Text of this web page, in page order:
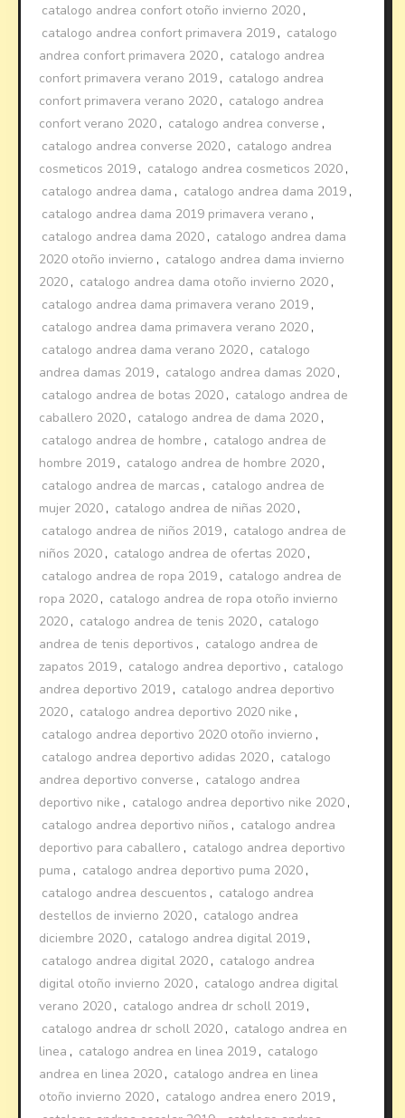
catalogo andrea confort otoño invierno 2020 ,
catalogo andrea confort primavera 2019 , catalogo
andrea confort primavera 2020 , catalogo andrea
confort primavera verano 2019 , catalogo andrea
confort primavera verano 2020 , catalogo andrea
confort verano 2020 , catalogo andrea converse ,
catalogo andrea converse 2020 , catalogo andrea
cosmeticos 2019 , catalogo andrea cosmeticos 2020 ,
catalogo andrea dama , catalogo andrea dama 2019 ,
catalogo andrea dama 2019 primavera verano ,
catalogo andrea dama 2020 , catalogo andrea dama
2020 otoño invierno , catalogo andrea dama invierno
2020 , catalogo andrea dama otoño invierno 2020 ,
catalogo andrea dama primavera verano 2019 ,
catalogo andrea dama primavera verano 2020 ,
catalogo andrea dama verano 2020 , catalogo
andrea damas 2019 , catalogo andrea damas 2020 ,
catalogo andrea de botas 2020 , catalogo andrea de
caballero 2020 , catalogo andrea de dama 2020 ,
catalogo andrea de hombre , catalogo andrea de
hombre 2019 , catalogo andrea de hombre 2020 ,
catalogo andrea de marcas , catalogo andrea de
mujer 2020 , catalogo andrea de niñas 2020 ,
catalogo andrea de niños 2019 , catalogo andrea de
niños 2020 , catalogo andrea de ofertas 2020 ,
catalogo andrea de ropa 2019 , catalogo andrea de
ropa 2020 , catalogo andrea de ropa otoño invierno
2020 , catalogo andrea de tenis 2020 , catalogo
andrea de tenis deportivos , catalogo andrea de
zapatos 2019 , catalogo andrea deportivo , catalogo
andrea deportivo 2019 , catalogo andrea deportivo
2020 , catalogo andrea deportivo 2020 nike ,
catalogo andrea deportivo 2020 otoño invierno ,
catalogo andrea deportivo adidas 2020 , catalogo
andrea deportivo converse , catalogo andrea
deportivo nike , catalogo andrea deportivo nike 2020 ,
catalogo andrea deportivo niños , catalogo andrea
deportivo para caballero , catalogo andrea deportivo
puma , catalogo andrea deportivo puma 2020 ,
catalogo andrea descuentos , catalogo andrea
destellos de invierno 2020 , catalogo andrea
diciembre 2020 , catalogo andrea digital 2019 ,
catalogo andrea digital 2020 , catalogo andrea
digital otoño invierno 2020 , catalogo andrea digital
verano 2020 , catalogo andrea dr scholl 2019 ,
catalogo andrea dr scholl 2020 , catalogo andrea en
linea , catalogo andrea en linea 2019 , catalogo
andrea en linea 2020 , catalogo andrea en linea
otoño invierno 2020 , catalogo andrea enero 2019 ,